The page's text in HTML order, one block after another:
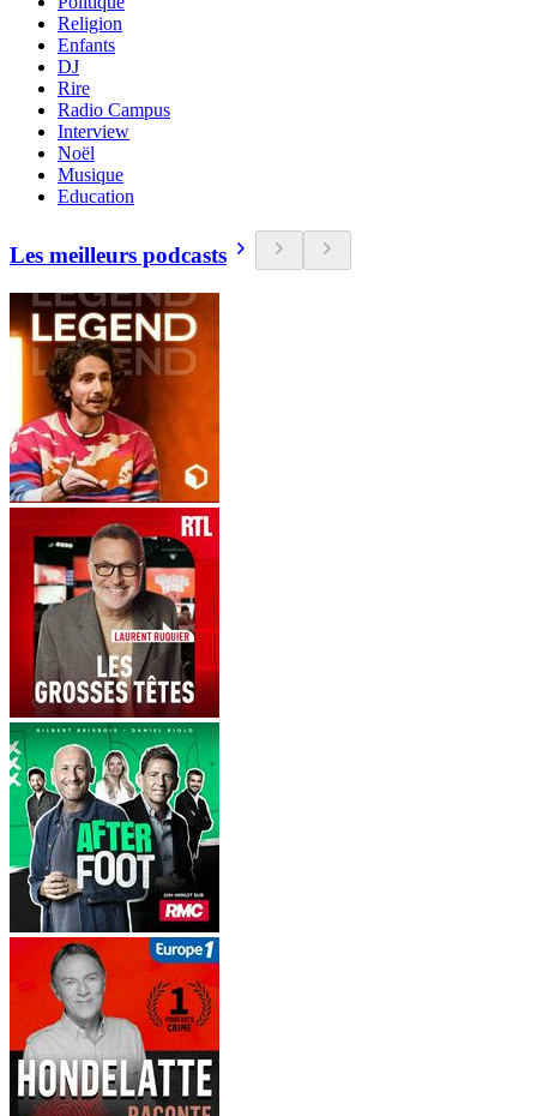
Religion
Enfants
DJ
Rire
Radio Campus
Interview
Noël
Musique
Education
Les meilleurs podcasts